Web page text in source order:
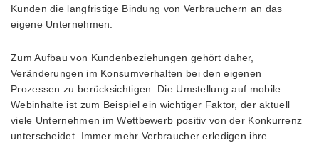
Kunden die langfristige Bindung von Verbrauchern an das
eigene Unternehmen.
Zum Aufbau von Kundenbeziehungen gehört daher,
Veränderungen im Konsumverhalten bei den eigenen
Prozessen zu berücksichtigen. Die Umstellung auf mobile
Webinhalte ist zum Beispiel ein wichtiger Faktor, der aktuell
viele Unternehmen im Wettbewerb positiv von der Konkurrenz
unterscheidet. Immer mehr Verbraucher erledigen ihre